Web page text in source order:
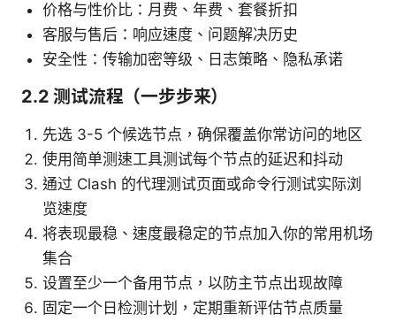
价格与性价比：月费、年费、套餐折扣
客服与售后：响应速度、问题解决历史
安全性：传输加密等级、日志策略、隐私承诺
2.2 测试流程（一步步来）
先选 3-5 个候选节点，确保覆盖你常访问的地区
使用简单测速工具测试每个节点的延迟和抖动
通过 Clash 的代理测试页面或命令行测试实际浏
览速度
将表现最稳、速度最稳定的节点加入你的常用机场
集合
设置至少一个备用节点，以防主节点出现故障
固定一个日检测计划，定期重新评估节点质量